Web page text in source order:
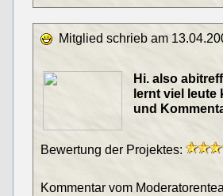
Mitglied schrieb am
Hi. also
lernt viel leute
und
Bewertung der Projektes:
Kommentar vom